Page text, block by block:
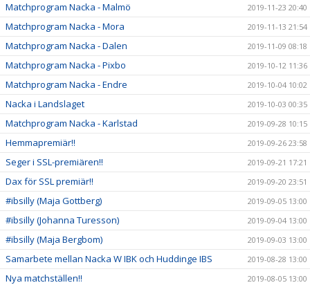
Matchprogram Nacka - Malmö 2019-11-23 20:40
Matchprogram Nacka - Mora 2019-11-13 21:54
Matchprogram Nacka - Dalen 2019-11-09 08:18
Matchprogram Nacka - Pixbo 2019-10-12 11:36
Matchprogram Nacka - Endre 2019-10-04 10:02
Nacka i Landslaget 2019-10-03 00:35
Matchprogram Nacka - Karlstad 2019-09-28 10:15
Hemmapremiär!! 2019-09-26 23:58
Seger i SSL-premiären!! 2019-09-21 17:21
Dax för SSL premiär!! 2019-09-20 23:51
#ibsilly (Maja Gottberg) 2019-09-05 13:00
#ibsilly (Johanna Turesson) 2019-09-04 13:00
#ibsilly (Maja Bergbom) 2019-09-03 13:00
Samarbete mellan Nacka W IBK och Huddinge IBS 2019-08-28 13:00
Nya matchställen!! 2019-08-05 13:00